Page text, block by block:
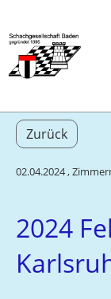
Zurück
02.04.2024,
2024